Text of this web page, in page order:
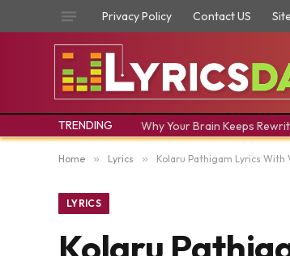
Privacy Policy Contact US
TRENDING Why Your Brain Keeps
Home » Lyrics » Kolaru Pathigam Lyrics With
LYRICS